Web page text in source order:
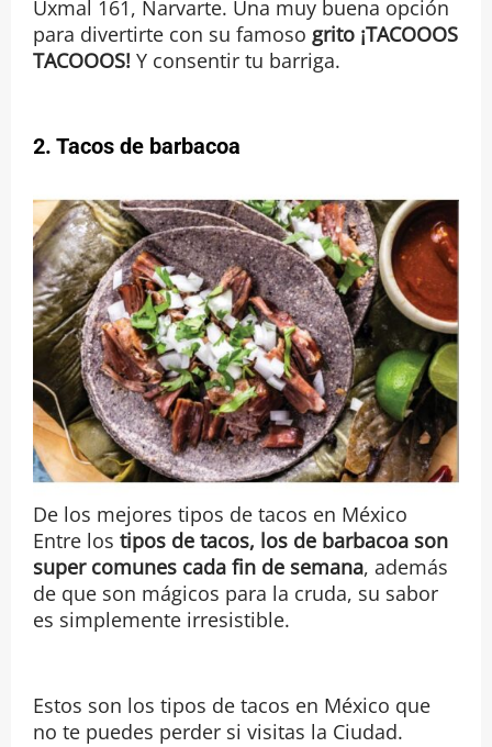
Uxmal 161, Narvarte. Una muy buena opción
para divertirte con su famoso grito ¡TACOOOS
TACOOOS!Y consentir tu barriga.
2. Tacos de barbacoa
De los mejores tipos de tacos en México
Entre los tipos de tacos, los de barbacoa son
super comunes cada fin de semana, además
de que son mágicos para la cruda, su sabor
es simplemente irresistible.
Estos son los tipos de tacos en México que
no te puedes perder si visitas la Ciudad.